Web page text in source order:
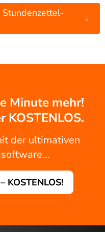
Stundenzettel-
↓
Minute mehr!
KOSTENLOS.
der ultimativen
KOSTENLOS!